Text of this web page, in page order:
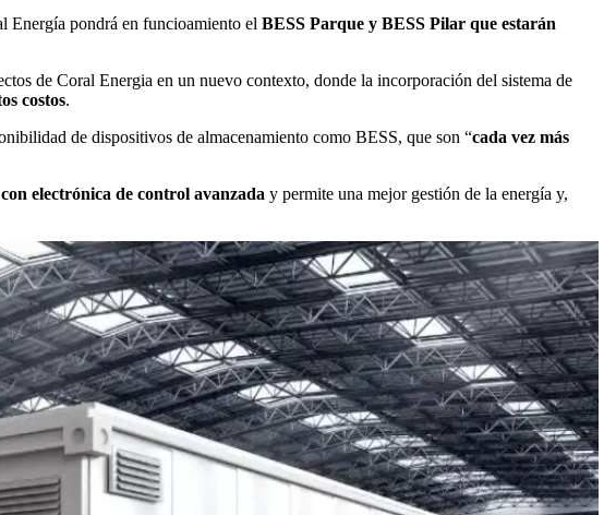
Energía pondrá en funcioamiento el BESS Parque y BESS Pilar que estarán
de Coral Energia en un nuevo contexto, donde la incorporación del sistema de
costos.
de dispositivos de almacenamiento como BESS, que son “cada vez más
electrónica de control avanzada y permite una mejor gestión de la energía y,